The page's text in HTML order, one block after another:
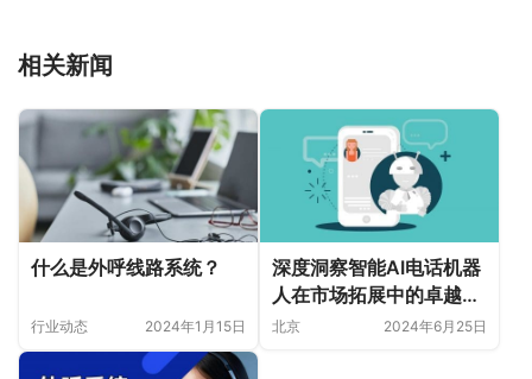
相关新闻
什么是外呼线路系统？
行业动态 2024年1月15日
深度洞察智能AI电话机器
人在市场拓展中的卓越表
现与应用
北京 2024年6月25日